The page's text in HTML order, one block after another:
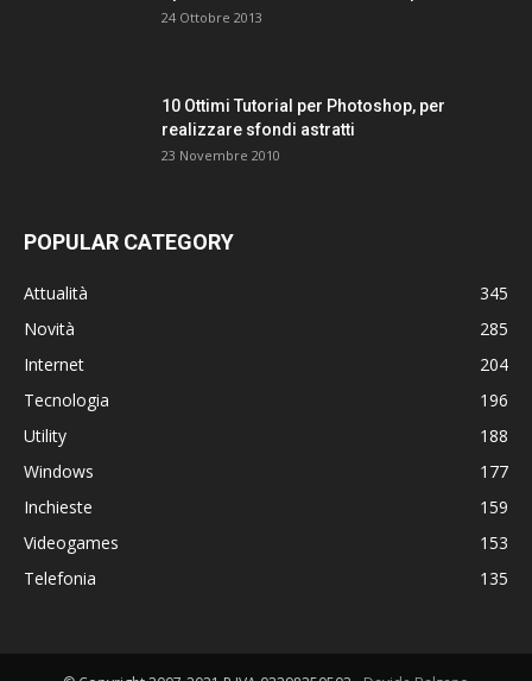
24 Ottobre 2013
10 Ottimi Tutorial per Photoshop, per
realizzare sfondi astratti
23 Novembre 2010
POPULAR CATEGORY
Attualità
345
Novità
285
Internet
204
Tecnologia
196
Utility
188
Windows
177
Inchieste
159
Videogames
153
Telefonia
135